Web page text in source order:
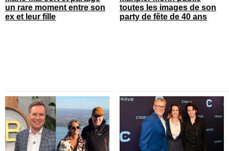
un rare moment entre son
ex et leur fille
toutes les images de son
party de fête de 40 ans